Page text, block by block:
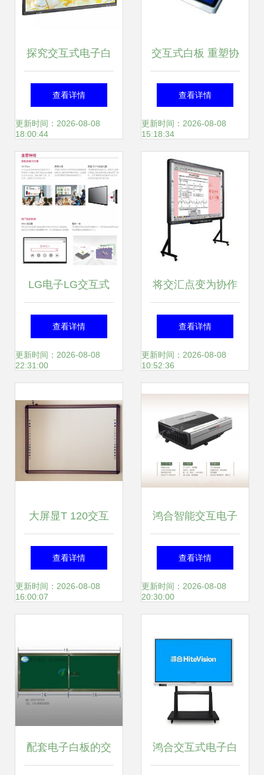
探究交互式电子白
板在现代教室中的
应用价值
查看详情
更新时间：2026-08-08
18:00:44
交互式白板 重塑协
作与教学的未来视
界
查看详情
更新时间：2026-08-08
15:18:34
LG电子LG交互式
电子白板65TR3BF
产品中心 交互式白
查看详情
更新时间：2026-08-08
22:31:00
将交汇点变为协作
的教室 解析
HV3282WPS交互
式电子白板价值
查看详情
更新时间：2026-08-08
10:52:36
大屏显T 120交互
式电子白板 智慧教
学与高效协作的新
查看详情
更新时间：2026-08-08
16:00:07
鸿合智能交互电子
白板与激光投影机
打造高效互动新教
查看详情
更新时间：2026-08-08
20:30:00
配套电子白板的交 鸿合交互式电子白